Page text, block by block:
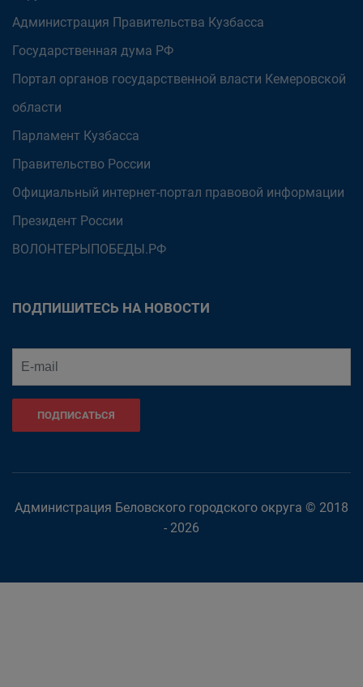
Администрация Правительства Кузбасса
Государственная дума РФ
Портал органов государственной власти Кемеровской
области
Парламент Кузбасса
Правительство России
Официальный интернет-портал правовой информации
Президент России
ВОЛОНТЕРЫПОБЕДЫ.РФ
ПОДПИШИТЕСЬ НА НОВОСТИ
ПОДПИСАТЬСЯ
Администрация Беловского городского округа © 2018
- 2026